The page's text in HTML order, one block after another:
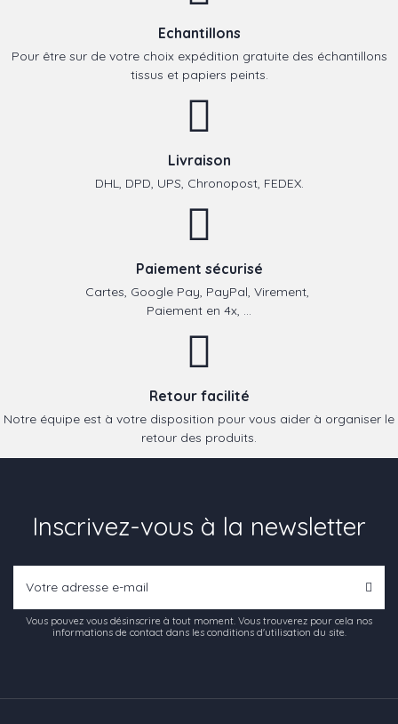
Echantillons
Pour être sur de votre choix expédition gratuite des échantillons
tissus et papiers peints.
Livraison
DHL, DPD, UPS, Chronopost, FEDEX.
Paiement sécurisé
Cartes, Google Pay, PayPal, Virement,
Paiement en 4x, ...
Retour facilité
Notre équipe est à votre disposition pour vous aider à organiser le
retour des produits.
Inscrivez-vous à la newsletter
Vous pouvez vous désinscrire à tout moment. Vous trouverez pour cela nos
informations de contact dans les conditions d'utilisation du site.